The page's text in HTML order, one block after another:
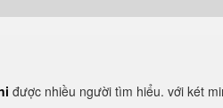
được nhiều người tìm hiểu. với két